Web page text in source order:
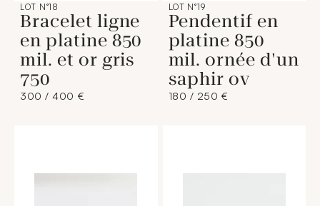
LOT N°18
Bracelet ligne
en platine 850
mil. et or gris
750
300 / 400 €
LOT N°19
Pendentif en
platine 850
mil. ornée d'un
saphir ov
180 / 250 €